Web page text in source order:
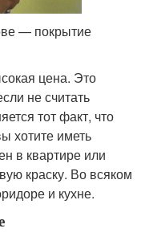
— покрытие
цена. Это
не считать
тот факт, что
хотите иметь
в квартире или
краску. Во всяком
и кухне.